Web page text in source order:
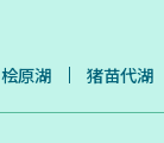
桧原湖 猪苗代湖